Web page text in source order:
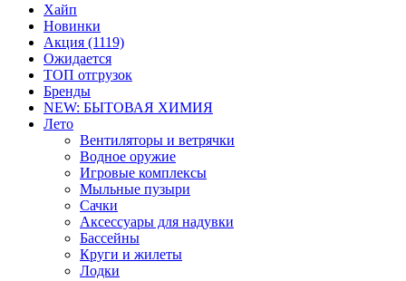
Хайп
Новинки
Акция (1119)
Ожидается
ТОП отгрузок
Бренды
NEW: БЫТОВАЯ ХИМИЯ
Лето
Вентиляторы и ветрячки
Водное оружие
Игровые комплексы
Мыльные пузыри
Сачки
Аксессуары для надувки
Бассейны
Круги и жилеты
Лодки